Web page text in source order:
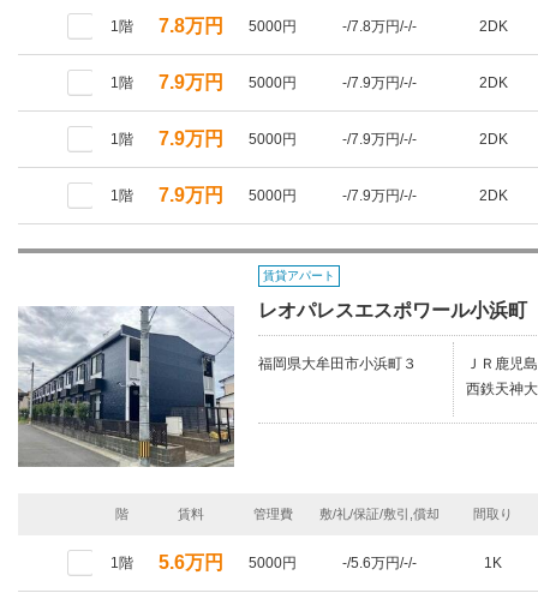
1階 7.8万円 5000円 -/7.8万円/-/- 2DK
1階 7.9万円 5000円 -/7.9万円/-/- 2DK
1階 7.9万円 5000円 -/7.9万円/-/- 2DK
1階 7.9万円 5000円 -/7.9万円/-/- 2DK
賃貸アパート
レオパレスエスポワール小浜町
福岡県大牟田市小浜町３
ＪＲ鹿児
西鉄天神
階 賃料 管理費 敷/礼/保証/敷引,償却 間取り
1階 5.6万円 5000円 -/5.6万円/-/- 1K